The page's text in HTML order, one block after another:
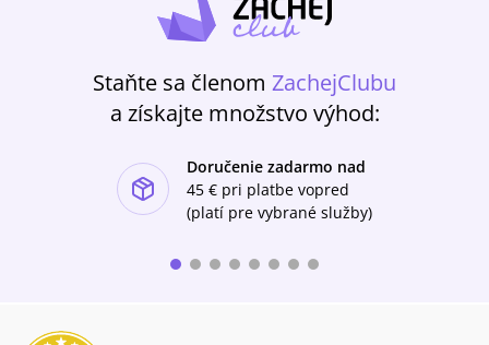
Staňte sa členom ZachejClubu
a získajte množstvo výhod:
Doručenie zadarmo nad
45 € pri platbe vopred
(platí pre vybrané služby)